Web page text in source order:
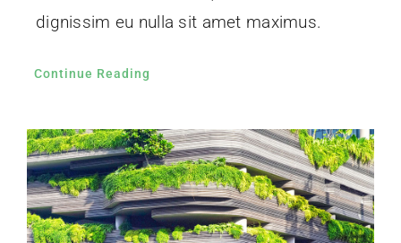
dignissim eu nulla sit amet maximus.
Continue Reading